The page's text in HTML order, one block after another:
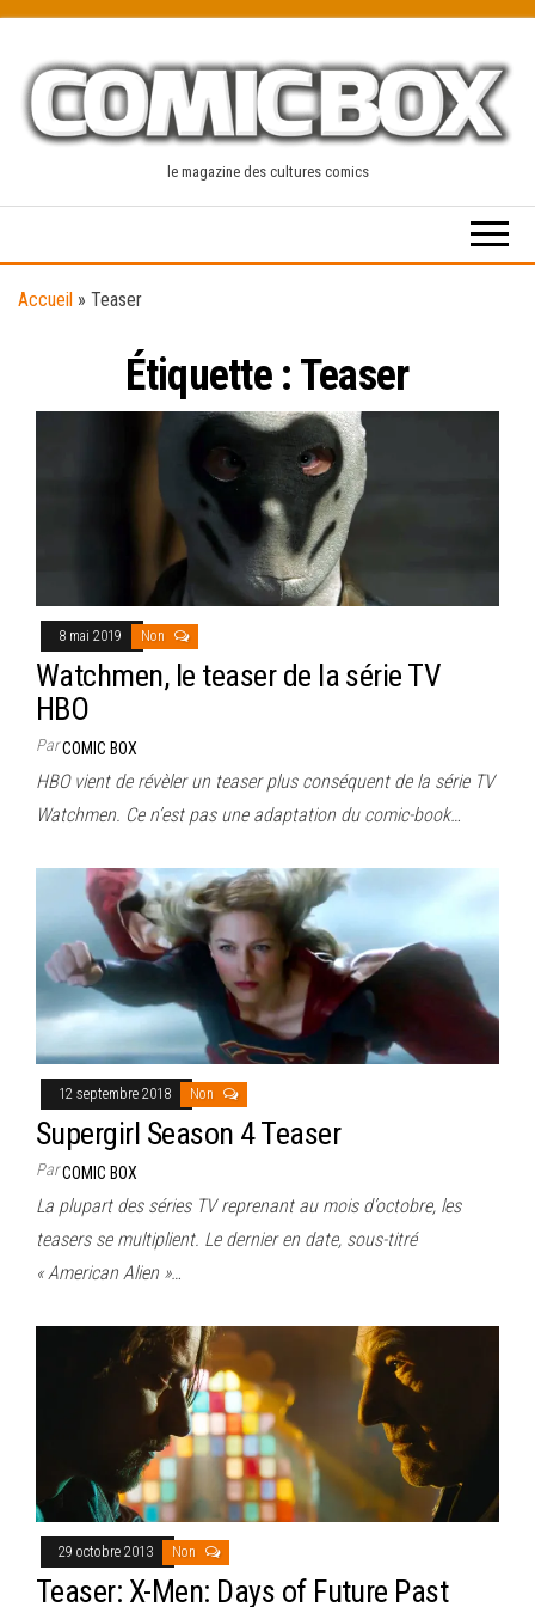
content
le magazine des cultures comics
Accueil » Teaser
Étiquette : Teaser
8 mai 2019 Non
Watchmen, le teaser de la série TV
HBO
ParCOMIC BOX
HBO vient de révèler un teaser plus conséquent de la série TV
Watchmen. Ce n’est pas une adaptation du comic-book…
12 septembre 2018 Non
Supergirl Season 4 Teaser
ParCOMIC BOX
La plupart des séries TV reprenant au mois d’octobre, les
teasers se multiplient. Le dernier en date, sous-titré
« American Alien »…
29 octobre 2013 Non
Teaser: X-Men: Days of Future Past